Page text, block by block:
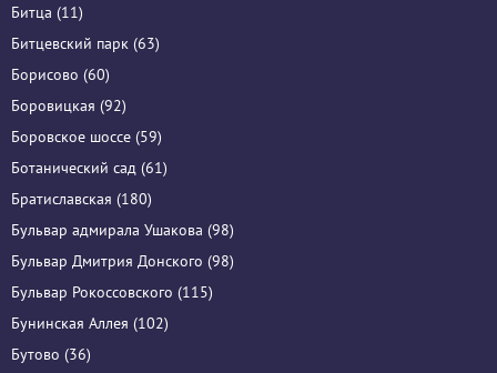
Битца (11)
Битцевский парк (63)
Борисово (60)
Боровицкая (92)
Боровское шоссе (59)
Ботанический сад (61)
Братиславская (180)
Бульвар адмирала Ушакова (98)
Бульвар Дмитрия Донского (98)
Бульвар Рокоссовского (115)
Бунинская Аллея (102)
Бутово (36)